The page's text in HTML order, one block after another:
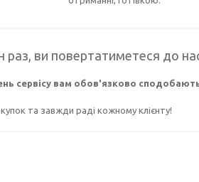
ви повертатиметеся до нас
сервісу вам обов'язково
та завжди раді кожному клієнту!